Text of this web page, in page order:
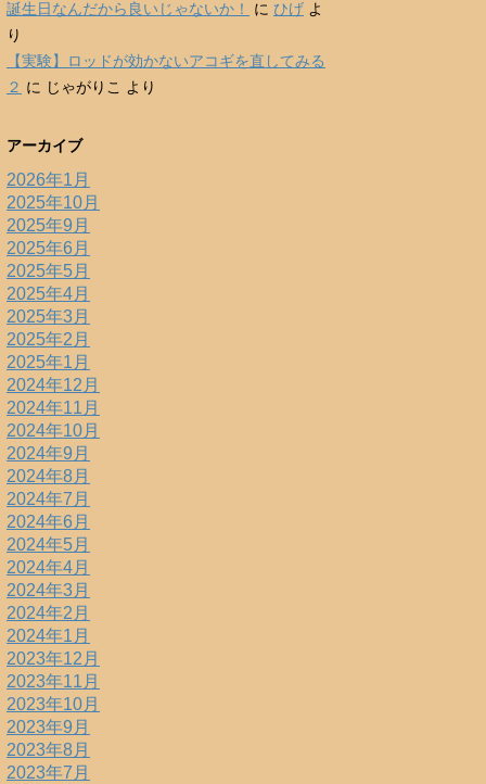
誕生日なんだから良いじゃないか！ に ひげ よ
り
【実験】ロッドが効かないアコギを直してみる
２ に じゃがりこ より
アーカイブ
2026年1月
2025年10月
2025年9月
2025年6月
2025年5月
2025年4月
2025年3月
2025年2月
2025年1月
2024年12月
2024年11月
2024年10月
2024年9月
2024年8月
2024年7月
2024年6月
2024年5月
2024年4月
2024年3月
2024年2月
2024年1月
2023年12月
2023年11月
2023年10月
2023年9月
2023年8月
2023年7月